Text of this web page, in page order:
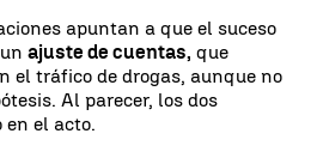
apuntan a que el suceso
ajuste de cuentas, que
el tráfico de drogas, aunque no
Al parecer, los dos
el acto.